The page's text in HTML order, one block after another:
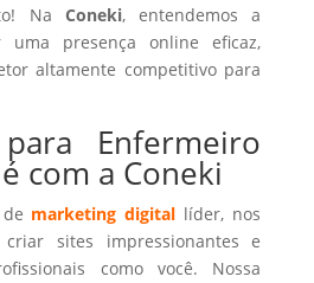
Na Coneki, entendemos a
presença online eficaz,
altamente competitivo para
Enfermeiro
com a Coneki
marketing digital líder, nos
criar sites impressionantes e
como você. Nossa